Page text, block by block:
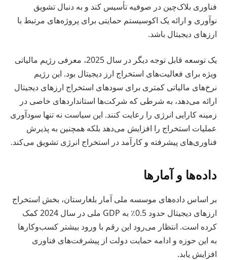
فناوری بلاک‌چین در صوفیه تأسیس کند و به دنبال تشویق
نوآوری و ارائه یک اکوسیستم حمایتی برای پروژه‌های مرتبط با
ارزهای دیجیتال باشد.
یک توسعه قابل توجه دیگر در سال 2025، معرفی رژیم مالیاتی
ویژه برای فعالیت‌های استخراج ارز دیجیتال بود. این رژیم
نرخ‌های مالیاتی کمتری برای سودهای استخراج ارزهای دیجیتال
ارائه می‌دهد، به شرطی که شرکت‌ها استانداردهای خاصی در
زمینه کارایی انرژی را رعایت کنند. این سیاست نه تنها سودآوری
عملیات استخراج را افزایش می‌دهد بلکه همچنین به پذیرش
فناوری‌های پیشرفته و کارآمد در استخراج انرژی تشویق می‌کند.
داده‌ها و آمارها
بر اساس داده‌های موسسه ملی آمار بلغارستان، بخش استخراج
ارزهای دیجیتال حدود 0.5٪ به GDP ملی در سال 2024 کمک
کرده است. انتظار می‌رود این رقم با ورود بیشتر کسب‌وکارها
به این حوزه و ادامه حمایت دولت از پیشرفت‌های فناوری
افزایش یابد.